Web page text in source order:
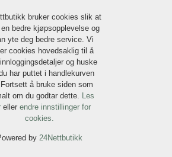
bruker cookies slik at
bedre kjøpsopplevelse og
yte deg bedre service. Vi
cookies hovedsaklig til å
innloggingsdetaljer og huske
har puttet i handlekurven
å bruke siden som
om du godtar dette. Les
eller endre innstillinger for
cookies.
by 24Nettbutikk